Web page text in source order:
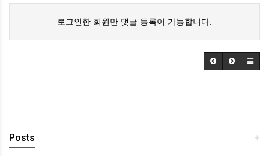
로그인한 회원만 댓글 등록이 가능합니다.
+
Posts